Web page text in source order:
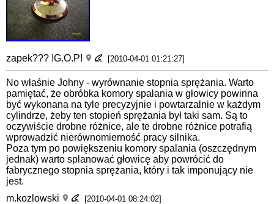
zapek??? !G.O.P! [2010-04-01 01:21:27]
No właśnie Johny - wyrównanie stopnia sprężania. Warto
pamiętać, że obróbka komory spalania w głowicy powinna
być wykonana na tyle precyzyjnie i powtarzalnie w każdym
cylindrze, żeby ten stopień sprężania był taki sam. Są to
oczywiście drobne różnice, ale te drobne różnice potrafią
wprowadzić nierównomierność pracy silnika.
Poza tym po powiększeniu komory spalania (oszczędnym
jednak) warto splanować głowicę aby powrócić do
fabrycznego stopnia sprężania, który i tak imponujący nie
jest.
m.kozlowski
[2010-04-01 08:24:02]